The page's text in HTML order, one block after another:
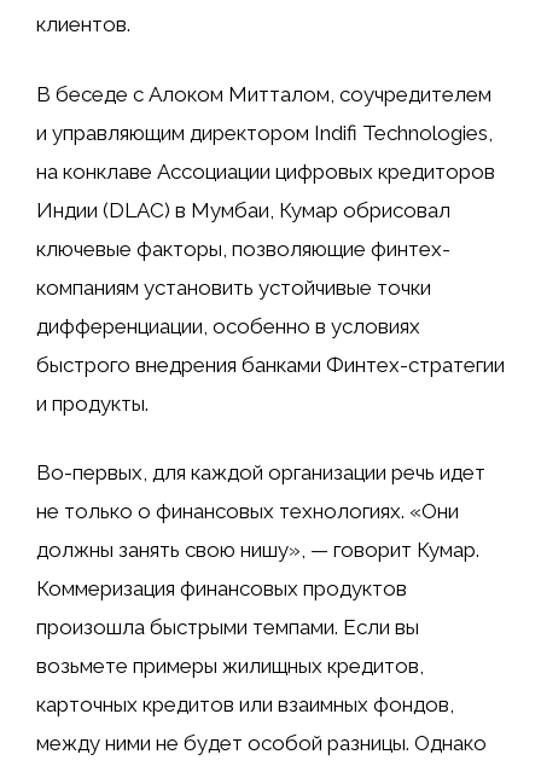
клиентов.
В беседе с Алоком Митталом, соучредителем
и управляющим директором Indifi Technologies,
на конклаве Ассоциации цифровых кредиторов
Индии (DLAC) в Мумбаи, Кумар обрисовал
ключевые факторы, позволяющие финтех-
компаниям установить устойчивые точки
дифференциации, особенно в условиях
быстрого внедрения банками Финтех-стратегии
и продукты.
Во-первых, для каждой организации речь идет
не только о финансовых технологиях. «Они
должны занять свою нишу», — говорит Кумар.
Коммеризация финансовых продуктов
произошла быстрыми темпами. Если вы
возьмете примеры жилищных кредитов,
карточных кредитов или взаимных фондов,
между ними не будет особой разницы. Однако